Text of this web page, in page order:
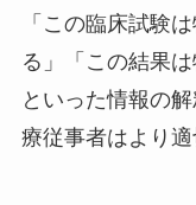
「この臨床試験
る」「この結果
といった情報の
療従事者はより適